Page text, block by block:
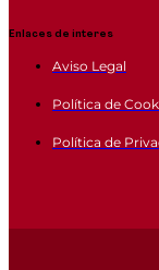
Enlaces de interes
Aviso Legal
Política de
Política de